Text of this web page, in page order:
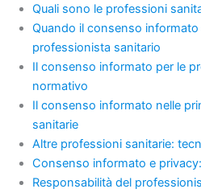
Quali sono le professioni
Quando il consenso
professionista sanitario
Il consenso informato per le
normativo
Il consenso informato nelle
sanitarie
Altre professioni sanitarie:
Consenso informato e
Responsabilità del